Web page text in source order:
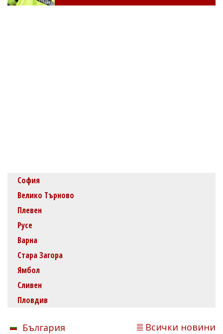
София
Велико Търново
Плевен
Русе
Варна
Стара Загора
Ямбол
Сливен
Пловдив
България Всички новини